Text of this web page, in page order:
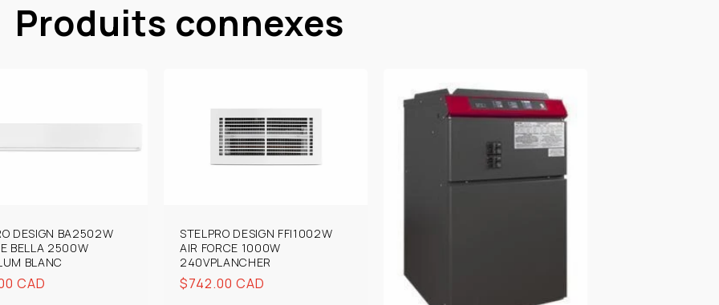
Produits connexes
DESIGN BA2502W
BELLA 2500W
BLANC
CAD
STELPRO DESIGN FFI1002W
AIR FORCE 1000W
240VPLANCHER
Prix
$742.00 CAD